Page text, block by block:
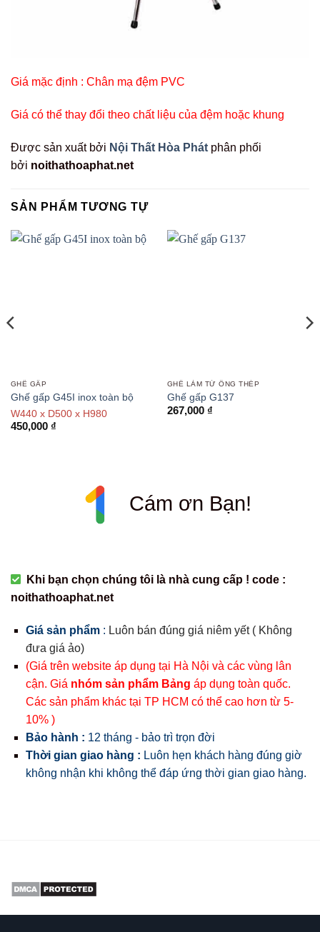
Giá mặc định : Chân mạ đệm PVC
Giá có thể thay đổi theo chất liệu của đệm hoặc khung
Được sản xuất bởi Nội Thất Hòa Phát phân phối
bởi noithathoaphat.net
SẢN PHẨM TƯƠNG TỰ
GHẾ GẤP
Ghế gấp G45I inox toàn bộ
W440 x D500 x H980
450,000 ₫
GHẾ LÀM TỪ ỐNG THÉP
Ghế gấp G137
267,000 ₫
Cám ơn Bạn!
Khi bạn chọn chúng tôi là nhà cung cấp ! code :
noithathoaphat.net
Giá sản phẩm: Luôn bán đúng giá niêm yết ( Không
đưa giá ảo)
(Giá trên website áp dụng tại Hà Nội và các vùng lân
cận. Giá nhóm sản phẩm Bảng áp dụng toàn quốc.
Các sản phẩm khác tại TP HCM có thể cao hơn từ 5-
10% )
Bảo hành : 12 tháng - bảo trì trọn đời
Thời gian giao hàng : Luôn hẹn khách hàng đúng giờ
không nhận khi không thể đáp ứng thời gian giao hàng.